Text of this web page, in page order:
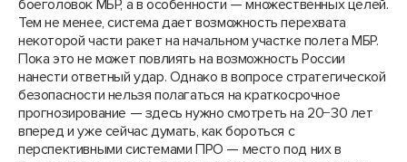
боеголовок МБР, а в особенности — множественных целей.
Тем не менее, система дает возможность перехвата
некоторой части ракет на начальном участке полета МБР.
Пока это не может повлиять на возможность России
нанести ответный удар. Однако в вопросе стратегической
безопасности нельзя полагаться на краткосрочное
прогнозирование — здесь нужно смотреть на 20−30 лет
вперед и уже сейчас думать, как бороться с
перспективными системами ПРО — место под них в